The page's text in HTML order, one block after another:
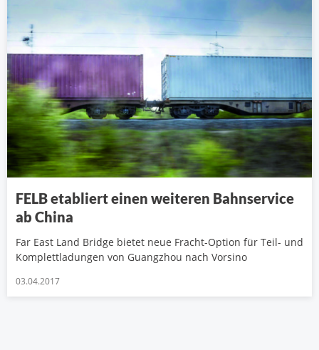
FELB etabliert einen weiteren Bahnservice
ab China
Far East Land Bridge bietet neue Fracht-Option für Teil- und
Komplettladungen von Guangzhou nach Vorsino
03.04.2017